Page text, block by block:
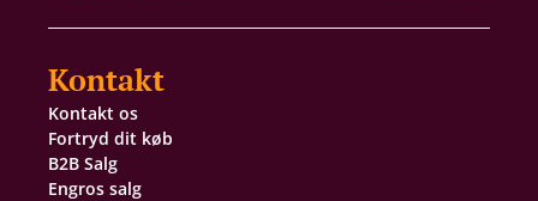
Kontakt
Kontakt os
Fortryd dit køb
B2B Salg
Engros salg